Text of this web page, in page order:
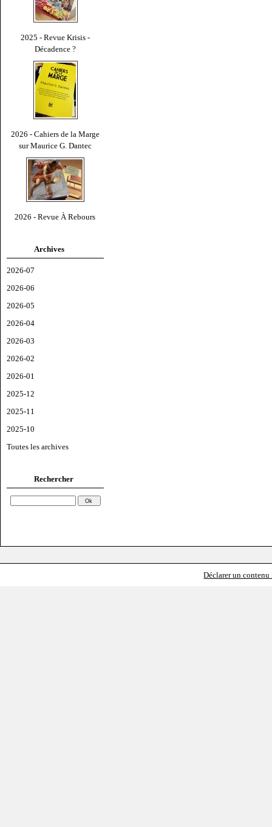
2025 - Revue Krisis -
Décadence ?
2026 - Cahiers de la Marge
sur Maurice G. Dantec
2026 - Revue À Rebours
Archives
2026-07
2026-06
2026-05
2026-04
2026-03
2026-02
2026-01
2025-12
2025-11
2025-10
Toutes les archives
Rechercher
Déclarer un